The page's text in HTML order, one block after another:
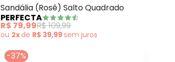
Sandália (Rosê) Salto Quadrado
PERFECTA
R$ 79,99R$ 109,99
ou 2xde R$ 39,99sem juros
-37%